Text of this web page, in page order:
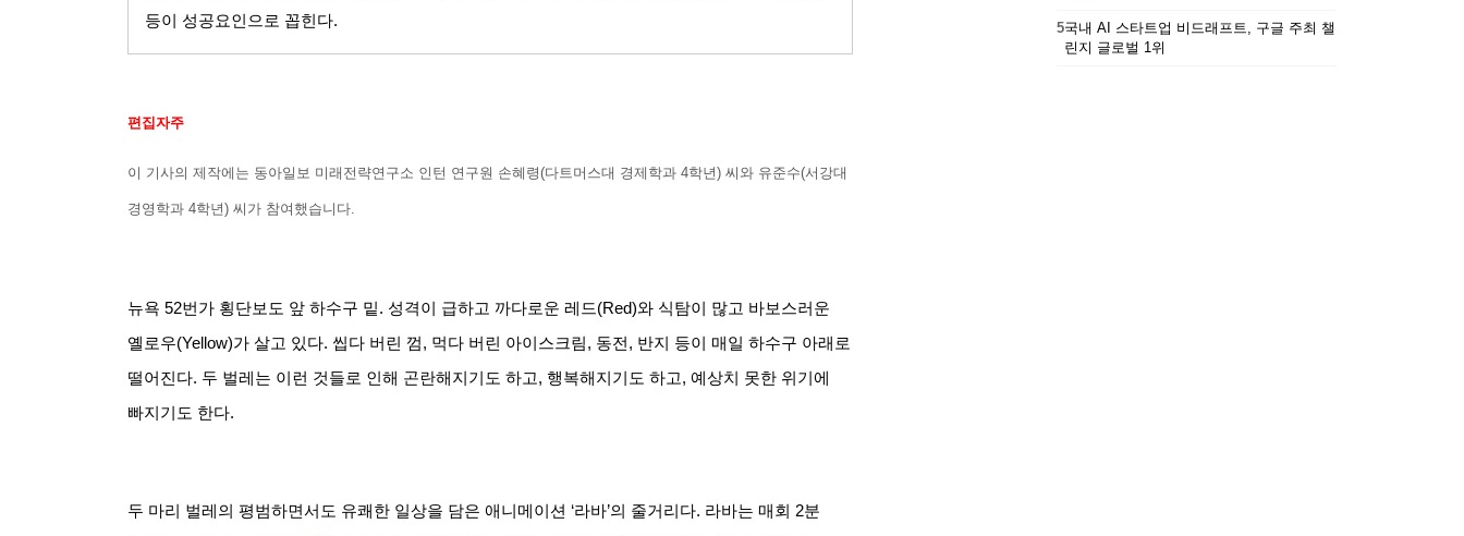
등이 성공요인으로 꼽힌다.
편집자주
이 기사의 제작에는 동아일보 미래전략연구소 인턴 연구원 손혜령(다트머스대 경제학과 4학년) 씨와 유준수(서강대
경영학과 4학년) 씨가 참여했습니다
뉴욕 52번가 횡단보도 앞 하수구 밑. 성격이 급하고 까다로운 레드(Red)와 식탐이 많고 바보스러운
옐로우(Yellow)가 살고 있다. 씹다 버린 껌, 먹다 버린 아이스크림, 동전, 반지 등이 매일 하수구 아래로
떨어진다. 두 벌레는 이런 것들로 인해 곤란해지기도 하고, 행복해지기도 하고, 예상치 못한 위기에
빠지기도 한다.
두 마리 벌레의 평범하면서도 유쾌한 일상을 담은 애니메이션 ‘라바’의 줄거리다. 라바는 매회 2분
5국내 AI 스타트업 비드래프트, 구글 주최 챌
린지 글로벌 1위